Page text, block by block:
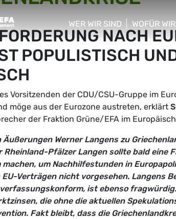
WER WIR SIND
show/hide sub menu
WOFÜR
show/hide
NACH
POPULISTISCH
Vorsitzenden der CDU/CSU-Gruppe im
möge aus der Eurozone austreten, erklärt
der Fraktion Grüne/EFA im
Äußerungen Werner Langens zu
Rheinland-Pfälzer Langen sollte bald eine
machen, um Nachhilfestunden in
Verträgen nicht vorgesehen. Langens
ist ebenso
die ohne die aktuellen
Fakt bleibt, dass die